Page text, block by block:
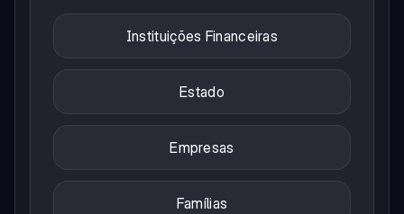
Instituições Financeiras
Estado
Empresas
Famílias